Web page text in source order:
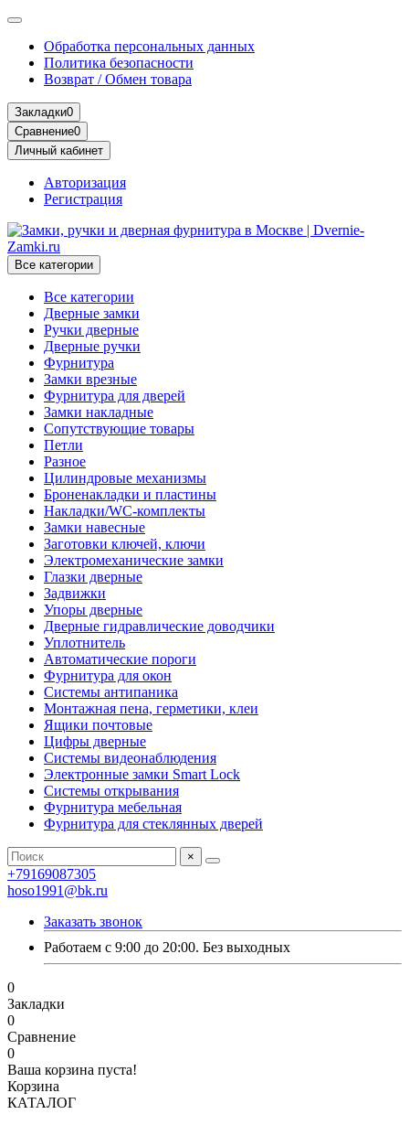
Обработка персональных данных
Политика безопасности
Возврат / Обмен товара
Закладки0
Сравнение0
Личный кабинет
Авторизация
Регистрация
Все категории
Все категории
Дверные замки
Ручки дверные
Дверные ручки
Фурнитура
Замки врезные
Фурнитура для дверей
Замки накладные
Сопутствующие товары
Петли
Разное
Цилиндровые механизмы
Броненакладки и пластины
Накладки/WC-комплекты
Замки навесные
Заготовки ключей, ключи
Электромеханические замки
Глазки дверные
Задвижки
Упоры дверные
Дверные гидравлические доводчики
Уплотнитель
Автоматические пороги
Фурнитура для окон
Системы антипаника
Монтажная пена, герметики, клеи
Ящики почтовые
Цифры дверные
Системы видеонаблюдения
Электронные замки Smart Lock
Системы открывания
Фурнитура мебельная
Фурнитура для стеклянных дверей
×
+79169087305
hoso1991@bk.ru
Заказать звонок
Работаем с 9:00 до 20:00. Без выходных
0
Закладки
0
Сравнение
0
Ваша корзина пуста!
Корзина
КАТАЛОГ